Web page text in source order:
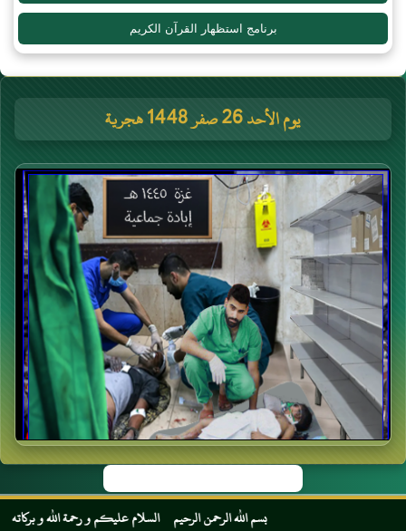
برنامج استظهار القرآن الكريم
يوم الأحد 26 صفر 1448 هجرية
بسم الله الرحمن الرحيم السلام عليكم و رحمة الله و بركاته